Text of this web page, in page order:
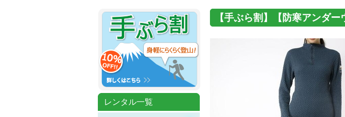
レンタル一覧
【手ぶら割】【防寒アンダ